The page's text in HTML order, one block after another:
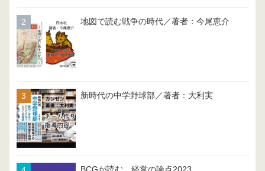
地図で読む戦争の時代／著者：今尾恵介
新時代の中学野球部／著者：大利実